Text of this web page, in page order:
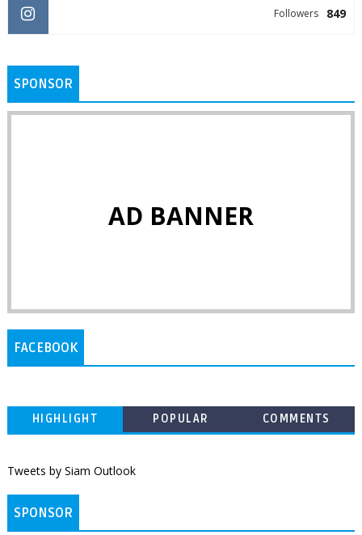
849
Followers
SPONSOR
AD BANNER
FACEBOOK
HIGHLIGHT POPULAR COMMENTS
Tweets by Siam Outlook
SPONSOR